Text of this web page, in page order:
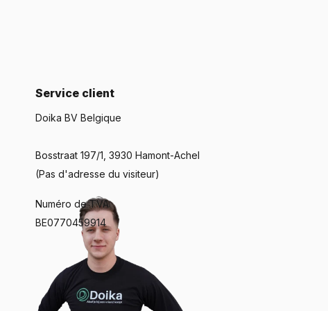
les villes du monde entier, vous pouvez trouver de vieux
vous apportez un morceau d'histoire dans votre maison.
est un matériau respectueux de l'environnement. Il ne
suffit à lui redonner un aspect neuf. Aucun agent ou
d’élégance à la façade de votre maison et sert de rappel
émail d'eSafe est le choix parfait.
Service client
Doika BV Belgique
Bosstraat 197/1, 3930 Hamont-Achel
(Pas d'adresse du visiteur)
Numéro de TVA:
BE0770459914